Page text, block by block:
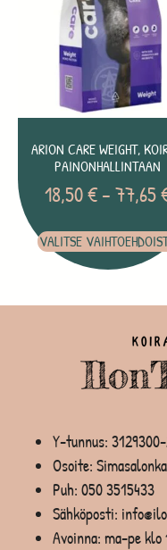
ARION CARE WEIGHT,
PAINONHALLINTAAN
18,50€– 77,65
VALITSE
Y-tunnus:
Osoite:
Puh: 050 3515433
Sähköposti:
Avoinna: ma-pe